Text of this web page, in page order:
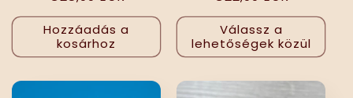
ár
Hozzáadás a
kosárhoz
ár
Válassz a
lehetőségek közül